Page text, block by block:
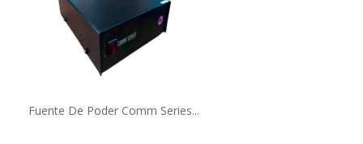
Fuente De Poder Comm Series...